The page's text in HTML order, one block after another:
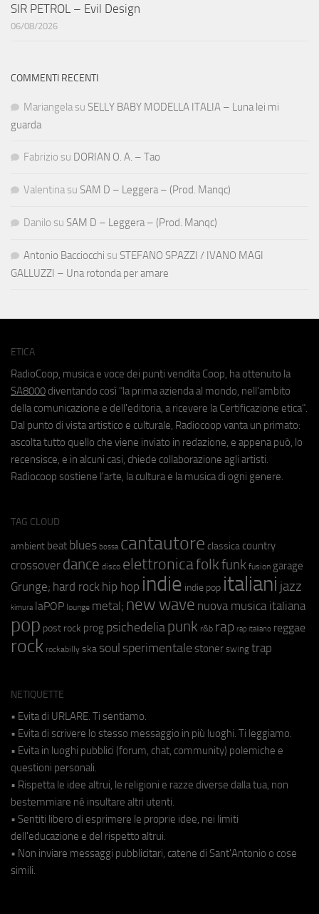
SIR PETROL – Evil Design
06/08/2026
COMMENTI RECENTI
Mariangela su SELLY BABY MODELLA ITALIA – Luna lei mi
guarda
Fabrizio su DORIAN O. A. – Tao
Valentina su SAM D – Leggera – (Prod. Manqc)
Danilo su SAM D – Leggera – (Prod. Manqc)
Antonio Bacciocchi su STEFANO SPAZZI / IVANO MAGI
GALLUZZI – Una rotonda per amare
ETICA
RadioCoop, musica e voce dei punti vendita Coop, ha ottenuto la
SA8000 diventando così "la prima azienda al mondo, nell'ambito
della comunicazione e dell'editoria, a ricevere la Certificazione etica".
Dal punto di vista artistico e culturale, Radiocoop vanta un primato:
ascolta tutto quello che viene inviato in redazione, e appena può, lo
recensisce, e in alcuni casi, chiede collaborazione agli artisti.
Radiocoop sostiene l'arte, la cultura e la musica di ogni genere.
TAG CLOUD
ambient beat blues bossa cantautore classica country
crossover dance disco elettronicafolkfunk fusion garage
Grunge; hard rock hip hop indie indie pop italiani jazz
kimura laPOP lounge metal; new wave nuova musica italiana
pop post rock prog psichedeliapunk r&b rap rap italiano reggae
rock rockabilly ska soul sperimentale stoner swing trap
NETIQUETTE
• Evita di URLARE. Ti sentiamo.
• Evita di scrivere lo stesso messaggio in più luoghi. Ti leggiamo.
• Evita in luoghi pubblici (forum, chat, community) polemiche e
questioni personali.
• Rispetta le idee altrui, le religioni e razze diverse dalla tua, non
bestemmiare né insultare altri utenti.
• Sentiti libero di esprimere le proprie idee, nei limiti
dell'educazione e del rispetto altrui.
• Non inviare messaggi pubblicitari, catene di Sant'Antonio o cose
simili.